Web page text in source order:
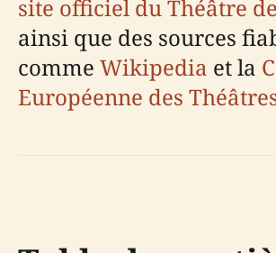
site officiel du Théâtre
ainsi que des sources
comme Wikipedia et la
Européenne des